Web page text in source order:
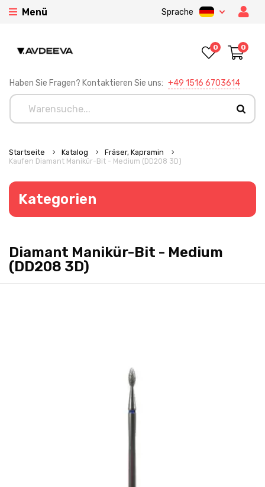
Menü Sprache
Haben Sie Fragen? Kontaktieren Sie uns: +49 1516 6703614
0 0
Startseite Katalog
Fräser, Kapramin
Kaufen Diamant Manikür-Bit - Medium (DD208 3D)
Kategorien
Diamant Manikür-Bit - Medium
(DD208 3D)